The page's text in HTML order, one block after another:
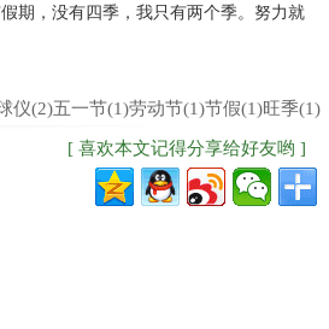
，没有四季，我只有两个季。努力就
仪(2)五一节(1)劳动节(1)节假(1)旺季(1)
[ 喜欢本文记得分享给好友哟 ]